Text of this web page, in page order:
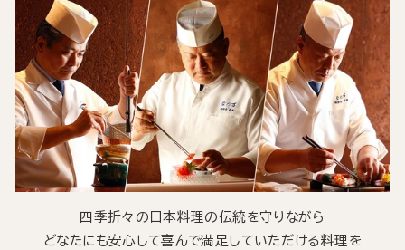
四季折々の日本料理の伝統を守りながら
どなたにも安心して喜んで満足していただける料理を